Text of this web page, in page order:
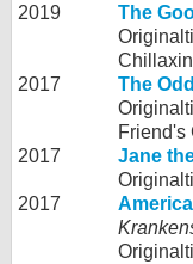
2019
The
2017
The
Friend's
2017
Jane
2017